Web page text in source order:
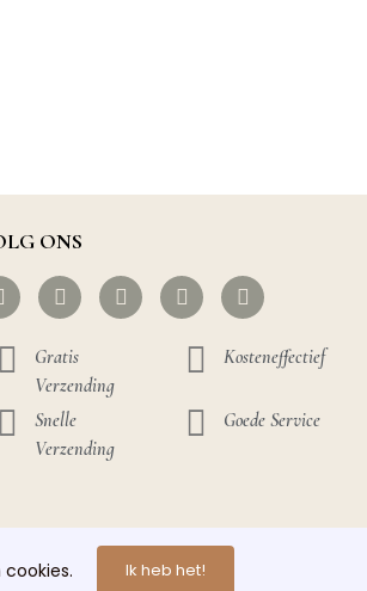
ONS
Gratis
Verzending
Kosteneffectief
Snelle
Verzending
Goede Service
Ik heb het!